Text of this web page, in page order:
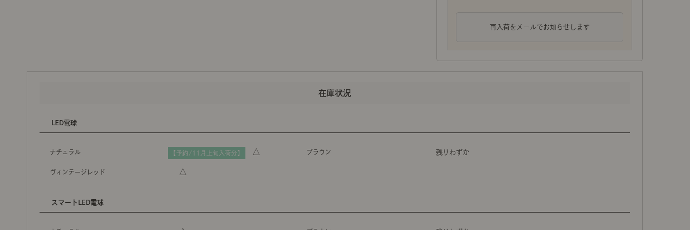
再入荷をメールでお知らせします
LED電球
ナチュラル 【予約/11月上旬入荷分】 △ ブラウン 残りわずか
ヴィンテージレッド △
スマートLED電球